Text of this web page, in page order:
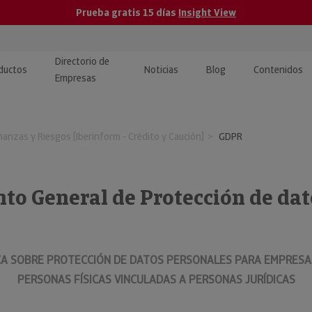
Prueba gratis 15 días Insight View
y ERP
Directorio de
Empresas
Noticias Blog Contenidos
y tutoriales
Investigada
y Riesgos [Iberinform - Crédito y Caución] GDPR
General de Protección de
SOBRE PROTECCIÓN DE DATOS PERSONALES PARA
PERSONAS FÍSICAS VINCULADAS A PERSONAS JURÍDICAS